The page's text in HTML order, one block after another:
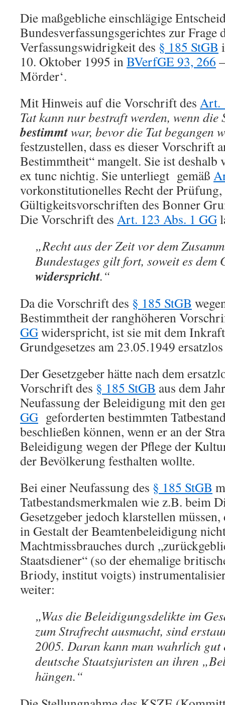
Die maßgebliche einschlägige
Bundesverfassungsgerichtes zur Frage
Verfassungswidrigkeit des § 185 StGB
10. Oktober 1995 inBVerfGE 93, 266
Mörder‘.
Mit Hinweis auf die Vorschrift des Art.
Tat kann nur bestraft werden, wenn
bestimmtwar, bevor die Tat begangen
festzustellen, dass es dieser Vorschrift
Bestimmtheit“ mangelt. Sie ist deshalb
ex tunc nichtig. Sie unterliegt gemäß
vorkonstitutionelles Recht der
Gültigkeitsvorschriften des Bonner
Die Vorschrift des Art. 123 Abs. 1 GG
„Recht aus der Zeit vor dem
Bundestages gilt fort, soweit es dem
widerspricht.“
Da die Vorschrift des § 185 StGB
Bestimmtheit der ranghöheren
GGwiderspricht, ist sie mit dem
Grundgesetzes am 23.05.1949
Der Gesetzgeber hätte nach dem
Vorschrift des § 185 StGB aus dem
Neufassung der Beleidigung mit den
GG geforderten bestimmten
beschließen können, wenn er an der
Beleidigung wegen der Pflege der
der Bevölkerung festhalten wollte.
Bei einer Neufassung des § 185 StGB
Tatbestandsmerkmalen wie z.B. beim
Gesetzgeber jedoch klarstellen
in Gestalt der Beamtenbeleidigung
Machtmissbrauches durch
Staatsdiener“ (so der ehemalige
Briody, institut voigts)
weiter:
„Was die Beleidigungsdelikte im
zum Strafrecht ausmacht, sind
2005. Daran kann man wahrlich gut
deutsche Staatsjuristen an ihren
hängen.“